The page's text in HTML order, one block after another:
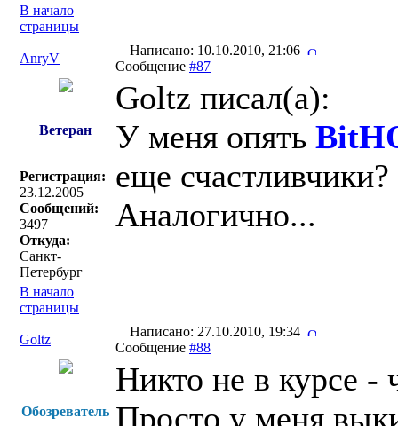
В начало
страницы
AnryV
Написано: 10.10.2010, 21:06
Сообщение #87
Ветеран
Регистрация:
23.12.2005
Сообщений:
3497
Откуда:
Санкт-
Петербург
Goltz писал(a):
У меня опять
еще счастливчики?
Аналогично...
В начало
страницы
Goltz
Написано: 27.10.2010, 19:34
Сообщение #88
Обозреватель
Никто не в курсе -
Просто у меня